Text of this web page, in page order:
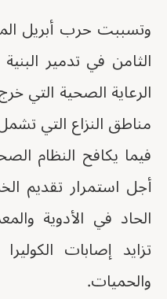
وتسببت حرب أبريل
الثامن في تدمير
مناطق النزاع التي
فيما يكافح النظام
أجل استمرار تقديم
الحاد في الأدوية
تزايد إصابات
والحميات.